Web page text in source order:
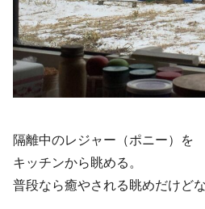
隔離中のレジャー（ポニー）を
キッチンから眺める。
普段なら癒やされる眺めだけど